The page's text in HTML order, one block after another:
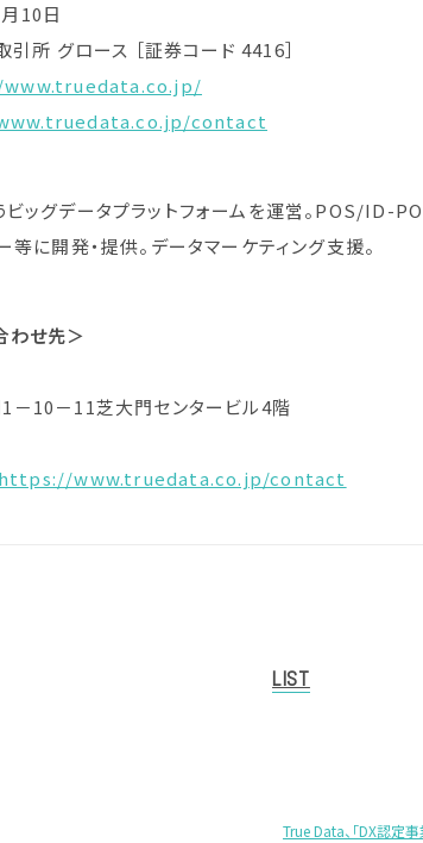
日
グロース ［証券コード 4416］
contact
ッグデータプラットフォームを運営。POS/ID-
に開発・提供。データマーケティング支援。
わせ先＞
10－11芝大門センタービル4階
https://www.truedata.co.jp/contact
LIST
True Data、「DX認定